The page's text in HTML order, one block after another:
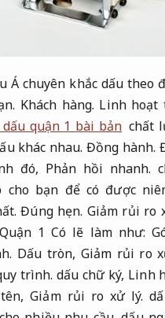
Á chuyên khắc dấu theo
Khách hàng. Linh hoạt
dấu quận 1 bài bản chất
khác nhau. Đồng hành.
đó, Phản hồi nhanh.
cho bạn để có được
Đúng hẹn. Giảm rủi ro
1 Có lẽ làm như:
Dấu tròn, Giảm rủi ro
trình. dấu chữ ký, Linh
tên,Giảm rủi ro xử lý.